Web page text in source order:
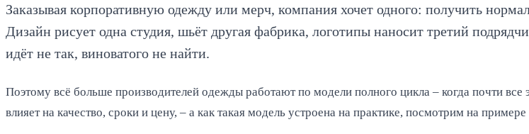
Заказывая корпоративную одежду или мерч, компания хочет одного: получить
Дизайн рисует одна студия, шьёт другая фабрика, логотипы наносит третий
идёт не так, виноватого не найти.
Поэтому всё больше производителей одежды работают по модели полного цикла – когда почти
влияет на качество, сроки и цену, – а как такая модель устроена на практике, посмотрим на